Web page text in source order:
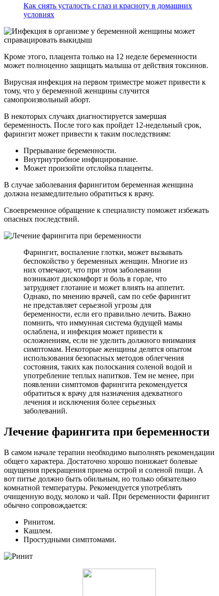
Как снять усталость с глаз и красноту в домашних
условиях
Кроме этого, плацента только на 12 неделе беременности
может полноценно защищать малыша от действия токсинов.
Вирусная инфекция на первом триместре может привести к
тому, что у беременной женщины случится
самопроизвольный аборт.
В некоторых случаях диагностируется замершая
беременность. После того как пройдет 12-недельный срок,
фарингит может привести к таким последствиям:
Прерывание беременности.
Внутриутробное инфицирование.
Может произойти отслойка плаценты.
В случае заболевания фарингитом беременная женщина
должна незамедлительно обратиться к врачу.
Своевременное обращение к специалисту поможет избежать
опасных последствий.
Фарингит, воспаление глотки, может вызывать
беспокойство у беременных женщин. Многие из
них отмечают, что при этом заболевании
возникают дискомфорт и боль в горле, что
затрудняет глотание и может влиять на аппетит.
Однако, по мнению врачей, сам по себе фарингит
не представляет серьезной угрозы для
беременности, если его правильно лечить. Важно
помнить, что иммунная система будущей мамы
ослаблена, и инфекция может привести к
осложнениям, если не уделить должного внимания
симптомам. Некоторые женщины делятся опытом
использования безопасных методов облегчения
состояния, таких как полоскания соленой водой и
употребление теплых напитков. Тем не менее, при
появлении симптомов фарингита рекомендуется
обратиться к врачу для назначения адекватного
лечения и исключения более серьезных
заболеваний.
Лечение фарингита при беременности
В самом начале терапии необходимо выполнять рекомендации
общего характера. Достаточно хорошо понижает болевые
ощущения прекращения приема острой и соленой пищи. А
вот питье должно быть обильным, но только обязательно
комнатной температуры. Рекомендуется употреблять
очищенную воду, молоко и чай. При беременности фарингит
обычно сопровождается:
Ринитом.
Кашлем.
Простудными симптомами.